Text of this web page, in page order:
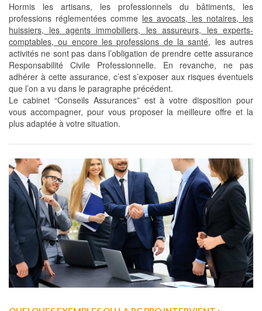
Hormis les artisans, les professionnels du bâtiments, les
professions réglementées comme les avocats, les notaires, les
huissiers, les agents immobiliers, les assureurs, les experts-
comptables, ou encore les professions de la santé, les autres
activités ne sont pas dans l’obligation de prendre cette assurance
Responsabilité Civile Professionnelle. En revanche, ne pas
adhérer à cette assurance, c’est s’exposer aux risques éventuels
que l’on a vu dans le paragraphe précédent.
Le cabinet “Conseils Assurances” est à votre disposition pour
vous accompagner, pour vous proposer la meilleure offre et la
plus adaptée à votre situation.